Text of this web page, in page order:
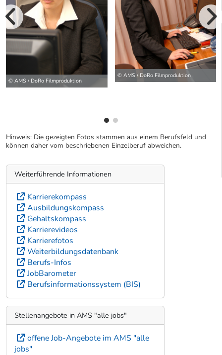
© AMS / DoRo Filmproduktion
© AMS / DoRo Filmproduktion
Hinweis: Die gezeigten Fotos stammen aus einem Berufsfeld und
können daher vom beschriebenen Einzelberuf abweichen.
Weiterführende Informationen
Karrierekompass
Ausbildungskompass
Gehaltskompass
Karrierevideos
Karrierefotos
Weiterbildungsdatenbank
Berufs-Infos
JobBarometer
Berufsinformationssystem (BIS)
Stellenangebote in AMS "alle jobs"
offene Job-Angebote im AMS "alle
jobs"